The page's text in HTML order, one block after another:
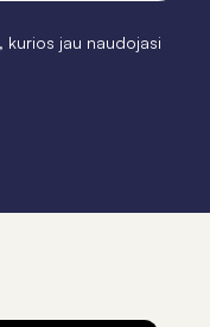
kurios jau naudojasi